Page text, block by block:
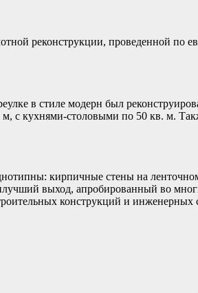
реконструкции, проведенной
в стиле модерн был
кухнями-столовыми по 50 кв. м.
кирпичные стены на
выход, апробированный во
конструкций и инженерных